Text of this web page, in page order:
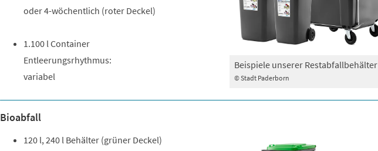
© Stadt Paderborn
Beispiele unserer Restabfallbehälter
oder 4-wöchentlich (roter Deckel)
1.100 l Container
Entleerungsrhythmus:
variabel
Bioabfall
120 l, 240 l Behälter (grüner Deckel)